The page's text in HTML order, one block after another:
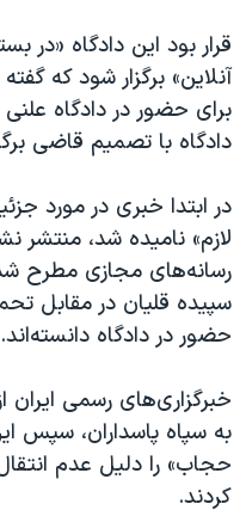
قرار بود این دادگاه
آنلاین» برگزار شود که
برای حضور در دادگاه علنی
دادگاه با تصمیم قاضی
در ابتدا خبری در مورد
لازم» نامیده شد، منتشر
رسانه‌های مجازی مطرح
سپیده قلیان در مقابل
حضور در دادگاه دانسته‌اند.
خبرگزاری‌های رسمی ایران
به سپاه پاسداران، سپس
حجاب» را دلیل عدم
کردند.